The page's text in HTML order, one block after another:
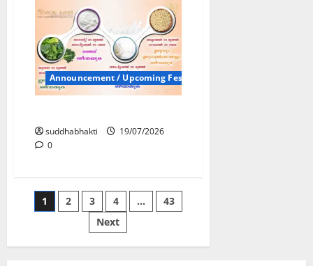
Announcement / Upcoming Festivals
suddhabhakti
19/07/2026
0
1 2 3 4 …
43
Next